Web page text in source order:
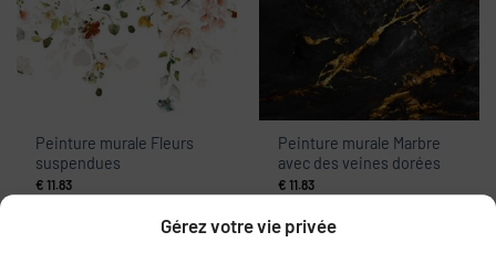
Gérez votre vie privée
Peinture murale Fleurs
suspendues
€ 11.83
Peinture murale Marbre
avec des veines dorées
€ 11.83